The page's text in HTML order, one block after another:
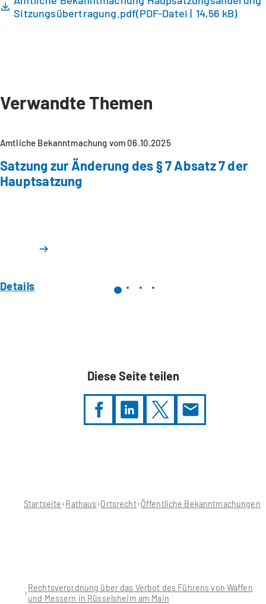
Sitzungsübertragung.pdf PDF-Datei 14,56 kB
Verwandte Themen
Amtliche Bekanntmachung vom 06.10.2025
Satzung zur Änderung des § 7 Absatz 7 der
Hauptsatzung
Details
Diese Seite teilen
Startseite Rathaus Ortsrecht Öffentliche Bekanntmachungen
Rechtsverordnung über das Verbot des Führens von Waffen
und Messern in Rüsselsheim am Main